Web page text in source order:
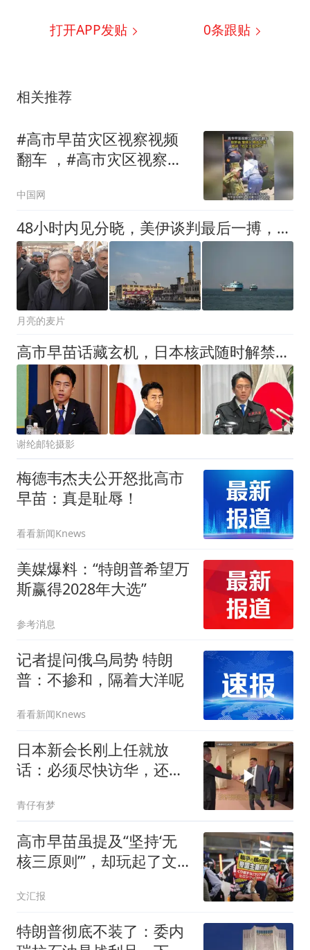
打开APP发贴 0条跟贴
相关推荐
#高市早苗灾区视察视频
翻车 ，#高市灾区视察视
民正忍受酷热停水，日
媒：政府应倾听灾民呼
喊，而不是摆拍宣传片
中国网
48小时内见分晓，美伊谈判最后一搏，特朗普放话：别逼我动手
月亮的麦片
高市早苗话藏玄机，日本核武随时解禁？全世界明白：事态严重！
谢纶邮轮摄影
梅德韦杰夫公开怒批高市
早苗：真是耻辱！
看看新闻Knews
美媒爆料：“特朗普希望万
斯赢得2028年大选”
参考消息
记者提问俄乌局势 特朗
普：不掺和，隔着大洋呢
看看新闻Knews
日本新会长刚上任就放
话：必须尽快访华，还点
青仔有梦
高市早苗虽提及“坚持‘无
核三原则’”，却玩起了文
文汇报
特朗普彻底不装了：委内